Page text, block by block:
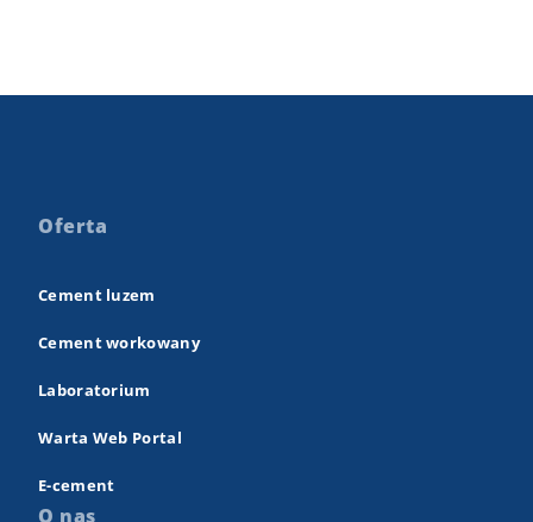
Oferta
Cement luzem
Cement workowany
Laboratorium
Warta Web Portal
E-cement
O nas